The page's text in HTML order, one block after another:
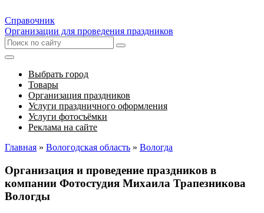
Справочник
Организации для проведения праздников
Выбрать город
Товары
Организация праздников
Услуги праздничного оформления
Услуги фотосъёмки
Реклама на сайте
Главная » Вологодская область » Вологда
Организация и проведение праздников в
компании Фотостудия Михаила Трапезникова
Вологды